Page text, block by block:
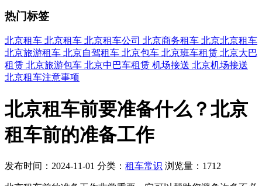
热门标签
北京租车 北京租车 北京租车公司 北京商务租车 北京北京租车
北京旅游租车 北京自驾租车 北京包车 北京班车租赁 北京大巴
租赁 北京旅游包车 北京中巴车租赁 机场接送 北京机场接送
北京租车注意事项
北京租车前要准备什么？北京
租车前的准备工作
发布时间：2024-11-01 分类： 租车常识 浏览量：1712